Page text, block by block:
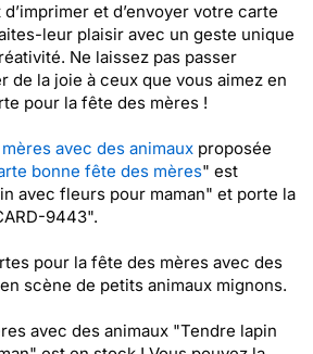
et d’envoyer votre carte
leur plaisir avec un geste unique
Ne laissez pas passer
de la joie à ceux que vous aimez en
pour la fête des mères !
avec des animaux proposée
bonne fête des mères" est
avec fleurs pour maman" et porte la
9443".
pour la fête des mères avec des
scène de petits animaux mignons.
avec des animaux "Tendre lapin